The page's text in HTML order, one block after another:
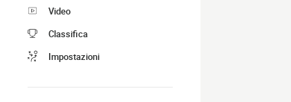
Video
Classifica
Impostazioni